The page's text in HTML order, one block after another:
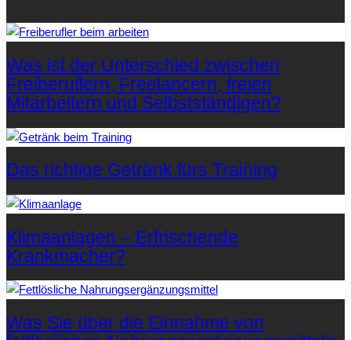
Was ist der Unterschied zwischen
Freiberuflern, Freelancern, freien
Mitarbeitern und Selbstständigen?
Das richtige Getränk fürs Training
Klimaanlagen – Erfrischende
Krankmacher?
Was Sie über die Einnahme von